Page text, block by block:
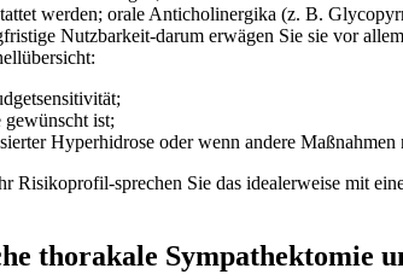
werden; orale Anticholinergika (z. B.⁣
Nutzbarkeit-darum erwägen Sie sie vor
ist;
Hyperhidrose oder wenn andere Maßnahmen
sprechen Sie das ⁢idealerweise mit
thorakale Sympathektomie